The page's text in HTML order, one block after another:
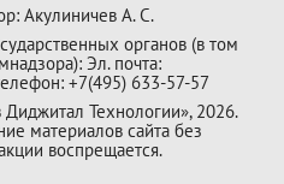
Акулиничев А. С.
органов (в том
Эл. почта:
+7(495) 633-57-57
Технологии», 2026.
материалов сайта без
воспрещается.